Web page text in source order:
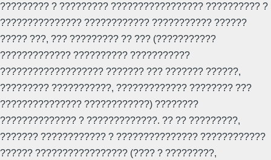
????????? ? ????????? ????????????????? ?????????? ?
??????????????? ???????????? ??????????? ??????
????? ???, ??? ????????? ?? ??? (???????????
????????????? ?????????? ???????????
??????????????????? ??????? ??? ??????? ??????,
????????? ???????????, ????????????? ???????? ???
??????????????? ????????????) ????????
?????????????? ? ?????????????. ?? ?? ?????????,
??????? ???????????? ? ??????????????? ????????????
?????? ????????????????? (???? ? ?????????,